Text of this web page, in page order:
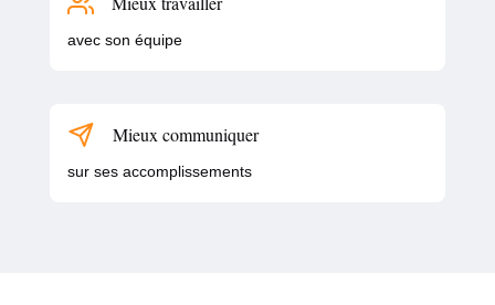
avec son équipe
Mieux communiquer
sur ses accomplissements